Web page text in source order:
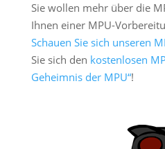
Sie wollen mehr über die
Ihnen einer MPU-
Schauen Sie sich unseren
Sie sich den kostenlosen
Geheimnis der MPU“!